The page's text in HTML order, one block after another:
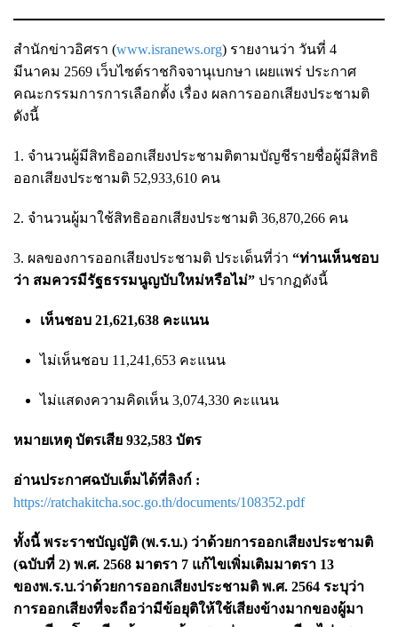
สำนักข่าวอิศรา (www.isranews.org) รายงานว่า วันที่ 4
มีนาคม 2569 เว็บไซต์ราชกิจจานุเบกษา เผยแพร่ ประกาศ
คณะกรรมการการเลือกตั้ง เรื่อง ผลการออกเสียงประชามติ
ดังนี้
1. จำนวนผู้มีสิทธิออกเสียงประชามติตามบัญชีรายชื่อผู้มีสิทธิ
ออกเสียงประชามติ 52,933,610 คน
2. จำนวนผู้มาใช้สิทธิออกเสียงประชามติ 36,870,266 คน
3. ผลของการออกเสียงประชามติ ประเด็นที่ว่า “ท่านเห็นชอบ
ว่า สมควรมีรัฐธรรมนูญบับใหม่หรือไม่” ปรากฏดังนี้
เห็นชอบ 21,621,638 คะแนน
ไม่เห็นชอบ 11,241,653 คะแนน
ไม่แสดงความคิดเห็น 3,074,330 คะแนน
หมายเหตุ บัตรเสีย 932,583 บัตร
อ่านประกาศฉบับเต็มได้ที่ลิงก์ :
https://ratchakitcha.soc.go.th/documents/108352.pdf
ทั้งนี้ พระราชบัญญัติ (พ.ร.บ.) ว่าด้วยการออกเสียงประชามติ
(ฉบับที่ 2) พ.ศ. 2568 มาตรา 7 แก้ไขเพิ่มเติมมาตรา 13
ของพ.ร.บ.ว่าด้วยการออกเสียงประชามติ พ.ศ. 2564 ระบุว่า
การออกเสียงที่จะถือว่ามีข้อยุติให้ใช้เสียงข้างมากของผู้มา